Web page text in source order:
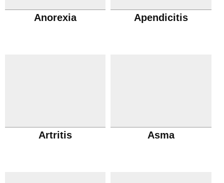
Anorexia Apendicitis
Artritis Asma